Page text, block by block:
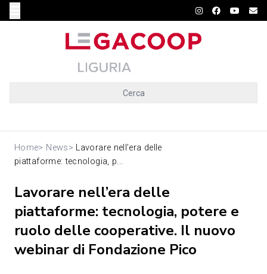
Cerca
Home> News> Lavorare nell’era delle
piattaforme: tecnologia, p...
Lavorare nell’era delle
piattaforme: tecnologia, potere e
ruolo delle cooperative. Il nuovo
webinar di Fondazione Pico